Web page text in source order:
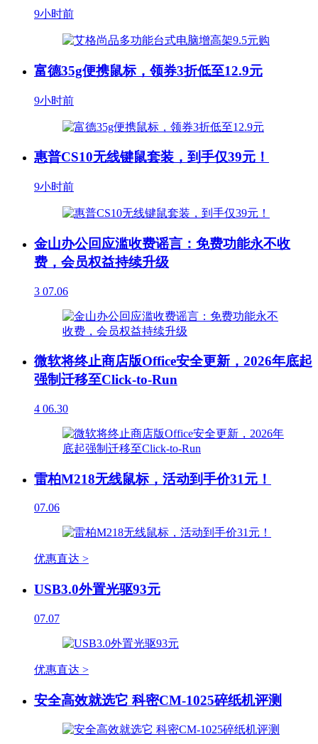
9小时前
富德35g便携鼠标，领券3折低至12.9元
9小时前
惠普CS10无线键鼠套装，到手仅39元！
9小时前
金山办公回应滥收费谣言：免费功能永不收
费，会员权益持续升级
3 07.06
微软将终止商店版Office安全更新，2026年底起
强制迁移至Click-to-Run
4 06.30
雷柏M218无线鼠标，活动到手价31元！
07.06
优惠直达 >
USB3.0外置光驱93元
07.07
优惠直达 >
安全高效就选它 科密CM-1025碎纸机评测